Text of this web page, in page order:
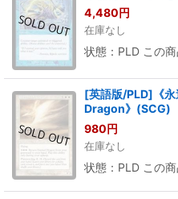
4,480円
在庫なし
状態：PLD この商
[英語版/PLD]《
Dragon》(SCG)
980円
在庫なし
状態：PLD この商